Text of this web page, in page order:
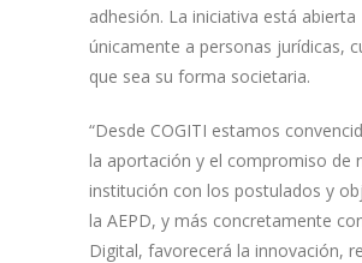
adhesión. La iniciativa está abierta
únicamente a personas jurídicas,
que sea su forma societaria.
“Desde COGITI estamos
la aportación y el compromiso de
institución con los postulados y
la AEPD, y más concretamente
Digital, favorecerá la innovación,